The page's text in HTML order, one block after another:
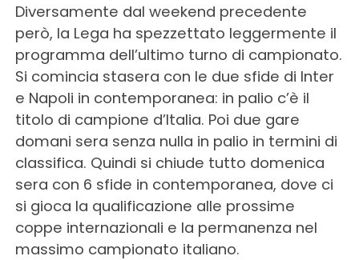
Diversamente dal weekend precedente
però, la Lega ha spezzettato leggermente il
programma dell’ultimo turno di campionato.
Si comincia stasera con le due sfide di Inter
e Napoli in contemporanea: in palio c’è il
titolo di campione d’Italia. Poi due gare
domani sera senza nulla in palio in termini di
classifica. Quindi si chiude tutto domenica
sera con 6 sfide in contemporanea, dove ci
si gioca la qualificazione alle prossime
coppe internazionali e la permanenza nel
massimo campionato italiano.